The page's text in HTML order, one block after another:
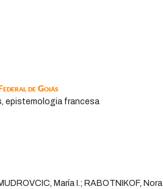
de Goiás
epistemologia francesa
María I.; RABOTNIKOF, Nora